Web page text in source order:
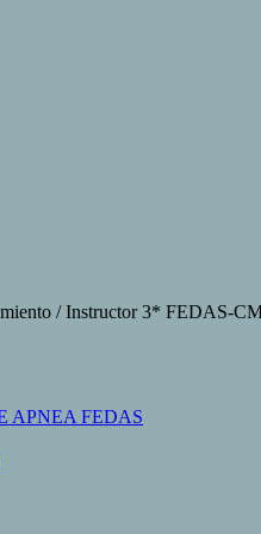
/ Instructor 3* FEDAS-
APNEA FEDAS